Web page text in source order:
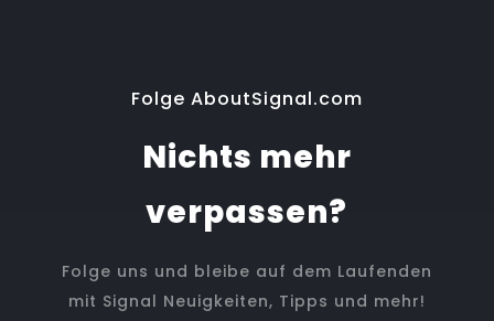
Folge AboutSignal.com
Nichts mehr
verpassen?
Folge uns und bleibe auf dem Laufenden
mit Signal Neuigkeiten, Tipps und mehr!